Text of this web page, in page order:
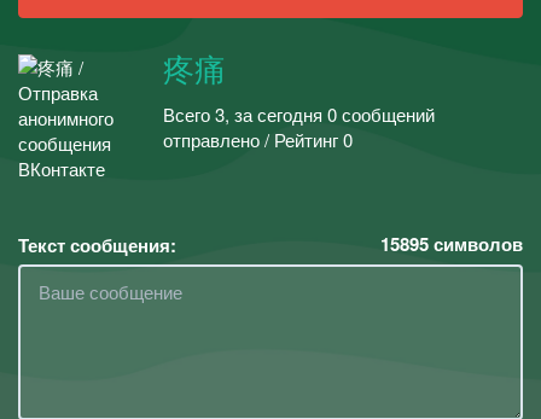
疼痛
Всего 3, за сегодня 0 сообщений
отправлено / Рейтинг 0
Текст сообщения: 15895символов